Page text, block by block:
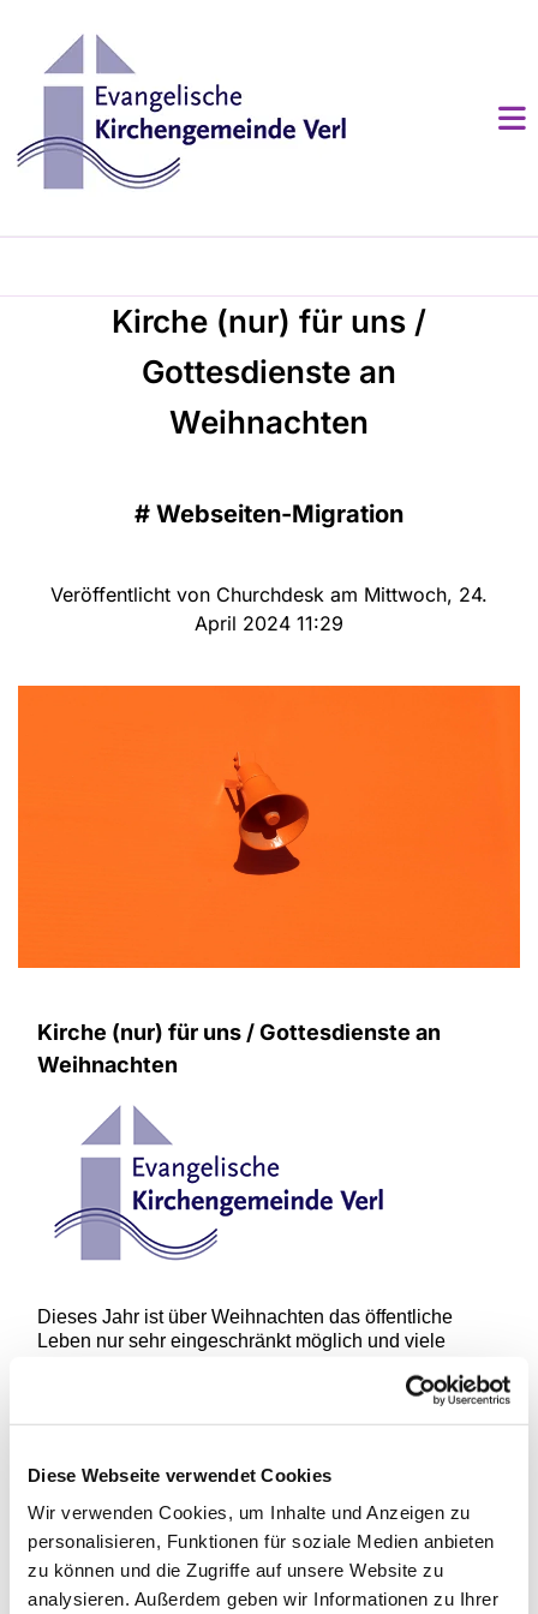
Diese Webseite verwendet Cookies
Wir verwenden Cookies, um Inhalte und Anzeigen zu
personalisieren, Funktionen für soziale Medien anbieten
zu können und die Zugriffe auf unsere Website zu
analysieren. Außerdem geben wir Informationen zu Ihrer
Kirche (nur) für uns /
Gottesdienste an
Weihnachten
# Webseiten-Migration
Veröffentlicht von Churchdesk am Mittwoch, 24.
April 2024 11:29
Kirche (nur) für uns / Gottesdienste an
Weihnachten
Dieses Jahr ist über Weihnachten das öffentliche
Leben nur sehr eingeschränkt möglich und viele
scheint sich – wie die Politik immer wieder betont –
auf die Familie zu fokussieren. Daher wollen auch wir
Luther hat religiöse Bildung in den Familien verankert.
Was gehört zu Weihnachten dazu? Der Gang in die
Kirche, das Staunen über die Atmosphäre, für Kinder
das Betrachten der Krippenfiguren.